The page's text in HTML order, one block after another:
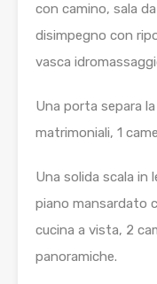
con camino, sala
disimpegno con
vasca
Una porta separa
matrimoniali, 1
Una solida scala in
piano mansardato
cucina a vista, 2
panoramiche.